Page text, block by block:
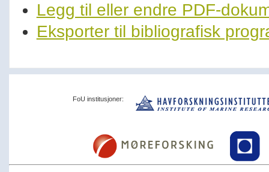
Legg til eller endre PDF-
Eksporter til bibliografisk
FoU institusjoner: